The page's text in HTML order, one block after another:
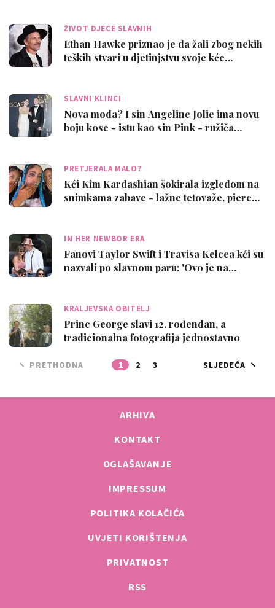
ŽIVOT DJECE SLAVNIH
Ethan Hawke priznao je da žali zbog nekih
teških stvari u djetinjstvu svoje kće…
SLAVNI KLINCI
Nova moda? I sin Angeline Jolie ima novu
boju kose - istu kao sin Pink - ružiča…
PRETJERALA MALO?
Kći Kim Kardashian šokirala izgledom na
snimkama zabave - lažne tetovaže, pierc…
IN HER NEWBOR ERA
Fanovi Taylor Swift i Travisa Kelcea kći su
nazvali po slavnom paru: 'Ovo je na…
KRALJEVSKA OBITELJ
Princ George slavi 12. rođendan, a
tradicionalna fotografija jednostavno
PRETHODNA 1 2 3 SLJEDEĆA
ARHIVA
KONTAKT
OGLAŠAVANJE
IMPRESSUM
POLITIKA KOLAČIĆA
UVJETI KORIŠTENJA
PRIVATNOST
RSS